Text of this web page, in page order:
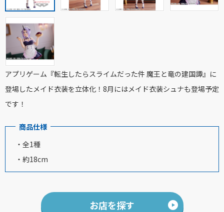
アプリゲーム『転生したらスライムだった件 魔王と竜の建国譚』に
登場したメイド衣装を立体化！8月にはメイド衣装シュナも登場予定
です！
商品仕様
・全1種
・約18cm
お店を探す